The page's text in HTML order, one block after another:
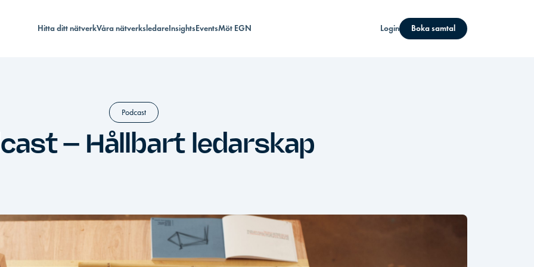
Hitta ditt nätverkVåra nätverksledareInsightsEventsMöt EGN Login Boka samtal
Podcast
– Hållbart ledarskap